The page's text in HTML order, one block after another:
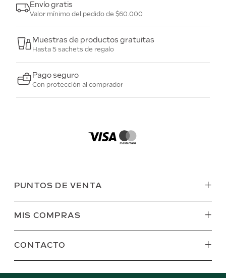
Envío gratis
Valor mínimo del pedido de $60.000
Muestras de productos gratuitas
Hasta 5 sachets de regalo
Pago seguro
Con protección al comprador
PUNTOS DE VENTA +
MIS COMPRAS +
CONTACTO +